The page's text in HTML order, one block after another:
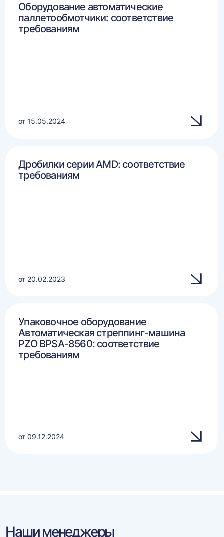
Оборудование автоматические
паллетообмотчики: соответствие
требованиям
от 15.05.2024
Дробилки серии AMD: соответствие
требованиям
от 20.02.2023
Упаковочное оборудование
Автоматическая стреппинг-машина
PZO BPSA-8560: соответствие
требованиям
от 09.12.2024
Наши менеджеры